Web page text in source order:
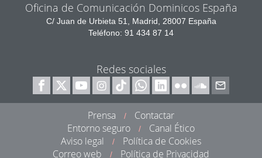
Oficina de Comunicación Dominicos España
C/ Juan de Urbieta 51, Madrid, 28007 España
Teléfono: 91 434 87 14
Redes sociales
Prensa /
Contactar
Entorno seguro
/
Canal Ético
Aviso legal
/
Política de Cookies
Correo web
/ Política de Privacidad